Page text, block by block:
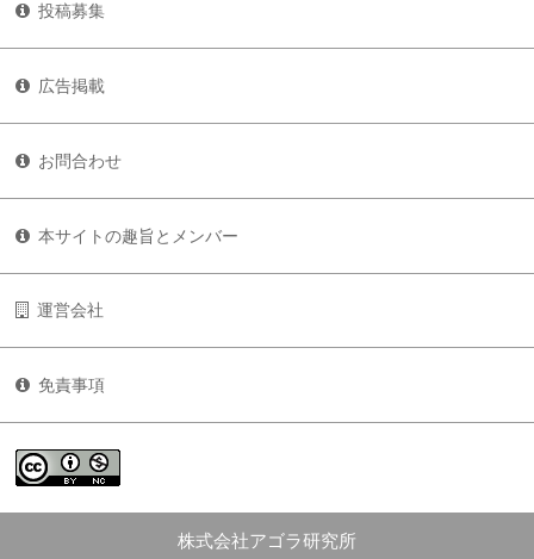
投稿募集
広告掲載
お問合わせ
本サイトの趣旨とメンバー
運営会社
免責事項
株式会社アゴラ研究所